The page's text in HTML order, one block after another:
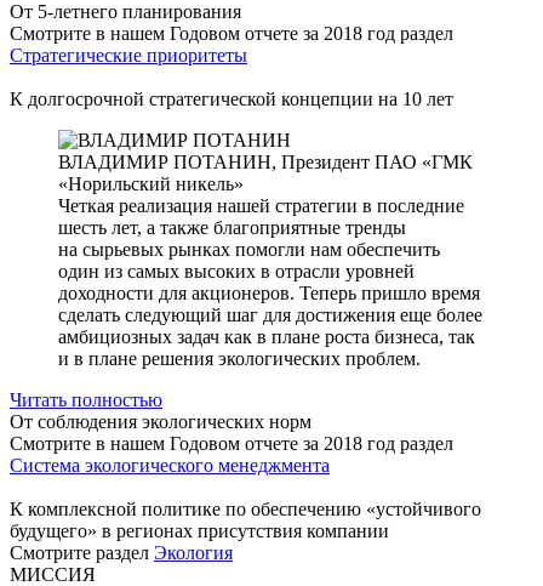
От 5-летнего планирования
Смотрите в нашем Годовом отчете за 2018 год раздел
Стратегические приоритеты
К долгосрочной стратегической концепции на 10 лет
ВЛАДИМИР ПОТАНИН, Президент ПАО «ГМК
«Норильский никель»
Четкая реализация нашей стратегии в последние
шесть лет, а также благоприятные тренды
на сырьевых рынках помогли нам обеспечить
один из самых высоких в отрасли уровней
доходности для акционеров. Теперь пришло время
сделать следующий шаг для достижения еще более
амбициозных задач как в плане роста бизнеса, так
и в плане решения экологических проблем.
Читать полностью
От соблюдения экологических норм
Смотрите в нашем Годовом отчете за 2018 год раздел
Система экологического менеджмента
К комплексной политике по обеспечению «устойчивого
будущего» в регионах присутствия компании
Смотрите раздел Экология
МИССИЯ